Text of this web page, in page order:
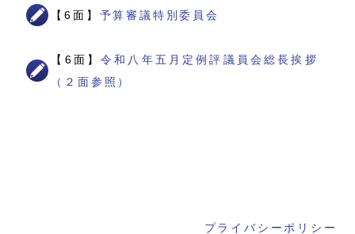
【6面】 予算審議特別委員会
【6面】令和八年五月定例評議員会総長挨拶
（２面参照）
プライバシーポリシー